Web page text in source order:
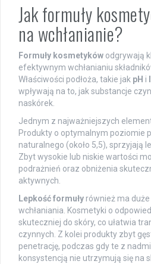
Jak formuły
na wchłanianie?
Formuły kosmetyków odgrywają
efektywnym wchłanianiu
Właściwości podłoża, takie jak pH i
wpływają na to, jak substancje
naskórek.
Jednym z najważniejszych
Produkty o optymalnym poziomie
naturalnego (około 5,5), sprzyjają
Zbyt wysokie lub niskie wartości
podrażnień oraz obniżenia
aktywnych.
Lepkość formuły również ma
wchłaniania. Kosmetyki o
skuteczniej do skóry, co ułatwia
czynnych. Z kolei produkty zbyt
penetrację, podczas gdy te z
konsystencją nie utrzymują się na